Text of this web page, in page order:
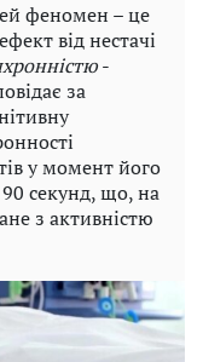
феномен – це
від нестачі
-
за
у момент його
секунд, що, на
з активністю